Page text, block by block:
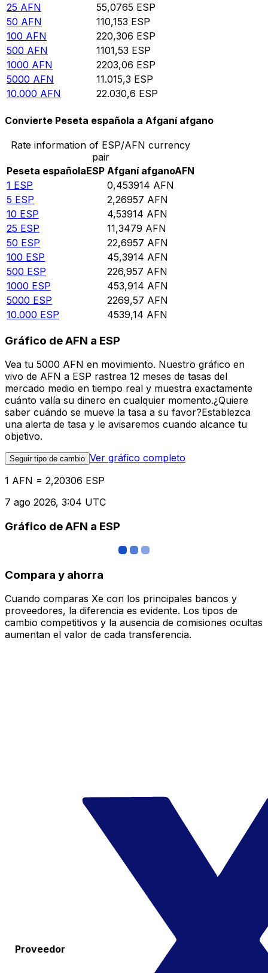
25 AFN 55,0765 ESP
50 AFN 110,153 ESP
100 AFN 220,306 ESP
500 AFN 1101,53 ESP
1000 AFN 2203,06 ESP
5000 AFN 11.015,3 ESP
10.000 AFN 22.030,6 ESP
Convierte Peseta española a Afganí afgano
Rate information of ESP/AFN currency
pair
Peseta españolaESP Afganí afganoAFN
1 ESP 0,453914 AFN
5 ESP 2,26957 AFN
10 ESP 4,53914 AFN
25 ESP 11,3479 AFN
50 ESP 22,6957 AFN
100 ESP 45,3914 AFN
500 ESP 226,957 AFN
1000 ESP 453,914 AFN
5000 ESP 2269,57 AFN
10.000 ESP 4539,14 AFN
Gráfico de AFN a ESP
Vea tu 5000 AFN en movimiento. Nuestro gráfico en
vivo de AFN a ESP rastrea 12 meses de tasas del
mercado medio en tiempo real y muestra exactamente
cuánto valía su dinero en cualquier momento.¿Quiere
saber cuándo se mueve la tasa a su favor?Establezca
una alerta de tasa y le avisaremos cuando alcance tu
objetivo.
Seguir tipo de cambio Ver gráfico completo
1 AFN = 2,20306 ESP
7 ago 2026, 3:04 UTC
Gráfico de AFN a ESP
Compara y ahorra
Cuando comparas Xe con los principales bancos y
proveedores, la diferencia es evidente. Los tipos de
cambio competitivos y la ausencia de comisiones ocultas
aumentan el valor de cada transferencia.
Proveedor